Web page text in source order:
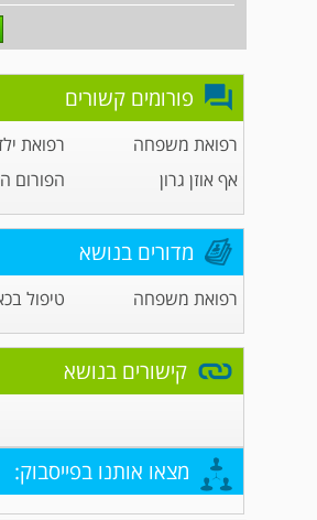
פורומים קשורים
רפואת משפחה
רפואת
אף אוזן גרון
הפורום
מדורים בנושא
רפואת משפחה טיפול
קישורים בנושא
מצאו אותנו בפייסבוק: